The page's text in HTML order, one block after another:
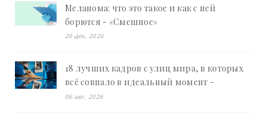
Меланома: что это такое и как с ней
борются - «Смешное»
26-дек, 2026
18 лучших кадров с улиц мира, в которых
всё совпало в идеальный момент -
«Смешное»
06-авг, 2026